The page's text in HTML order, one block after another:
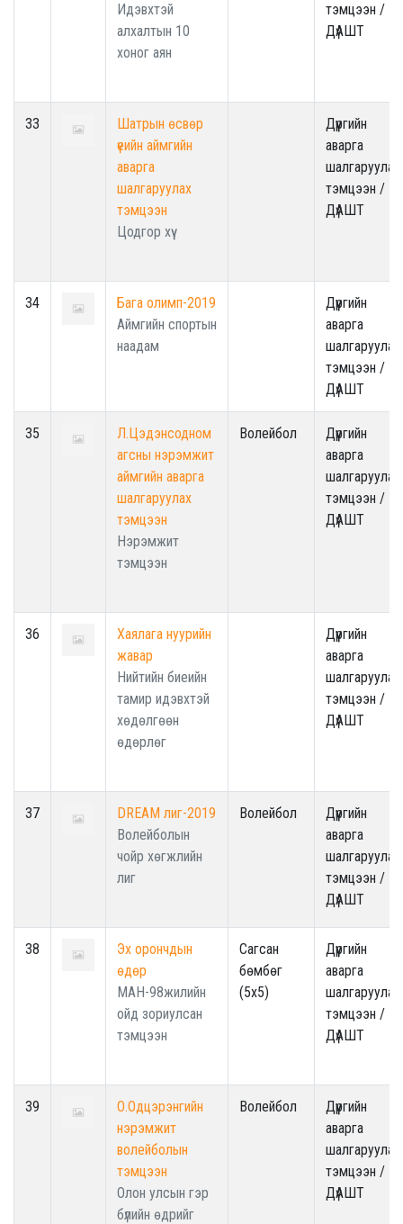
Идэвхтэй
алхалтын 10
хоног аян
тэмцээн /
ДүАШТ
33
Шатрын өсвөр
үеийн аймгийн
аварга
шалгаруулах
тэмцээн
Цодгор хүү
Дүүргийн
аварга
шалгаруулах
тэмцээн /
ДүАШТ
34
Бага олимп-2019
Аймгийн спортын
наадам
Дүүргийн
аварга
шалгаруулах
тэмцээн /
ДүАШТ
35
Л.Цэдэнсодном
агсны нэрэмжит
аймгийн аварга
шалгаруулах
тэмцээн
Нэрэмжит
тэмцээн
Волейбол
Дүүргийн
аварга
шалгаруулах
тэмцээн /
ДүАШТ
36
Хаялага нуурийн
жавар
Нийтийн биеийн
тамир идэвхтэй
хөдөлгөөн
өдөрлөг
Дүүргийн
аварга
шалгаруулах
тэмцээн /
ДүАШТ
37
DREAM лиг-2019
Волейболын
чойр хөгжлийн
лиг
Волейбол
Дүүргийн
аварга
шалгаруулах
тэмцээн /
ДүАШТ
38
Эх орончдын
өдөр
МАН-98жилийн
ойд зориулсан
тэмцээн
Сагсан
бөмбөг
(5x5)
Дүүргийн
аварга
шалгаруулах
тэмцээн /
ДүАШТ
39
О.Одцэрэнгийн
нэрэмжит
волейболын
тэмцээн
Олон улсын гэр
бүлийн өдрийг
Волейбол
Дүүргийн
аварга
шалгаруулах
тэмцээн /
ДүАШТ